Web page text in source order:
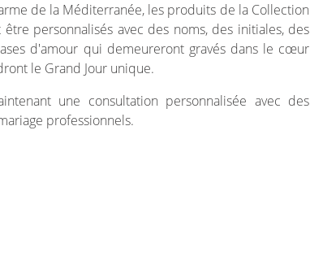
de la Méditerranée, les produits de la Collection
personnalisés avec des noms, des initiales, des
d'amour qui demeureront gravés dans le cœur
le Grand Jour unique.
une consultation personnalisée avec des
professionnels.